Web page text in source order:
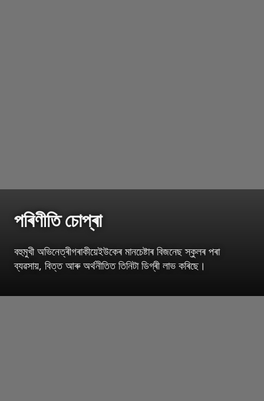
পৰিণীতি চোপ্ৰা
বহুমুখী অভিনেত্ৰীগৰাকীয়েইউকেৰ মানচেষ্টাৰ বিজনেছ স্কুলৰ পৰা
ব্যৱসায়, বিত্ত আৰু অৰ্থনীতিত তিনিটা ডিগ্ৰী লাভ কৰিছে।